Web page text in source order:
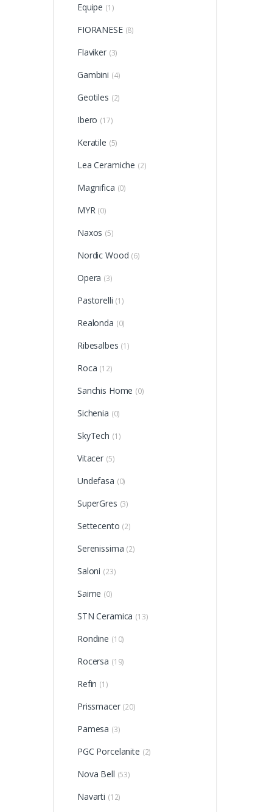
Equipe (1)
FIORANESE (8)
Flaviker (3)
Gambini (4)
Geotiles (2)
Ibero (17)
Keratile (5)
Lea Ceramiche (2)
Magnifica (0)
MYR (0)
Naxos (5)
Nordic Wood (6)
Opera (3)
Pastorelli (1)
Realonda (0)
Ribesalbes (1)
Roca (12)
Sanchis Home (0)
Sichenia (0)
SkyTech (1)
Vitacer (5)
Undefasa (0)
SuperGres (3)
Settecento (2)
Serenissima (2)
Saloni (23)
Saime (0)
STN Ceramica (13)
Rondine (10)
Rocersa (19)
Refin (1)
Prissmacer (20)
Pamesa (3)
PGC Porcelanite (2)
Nova Bell (53)
Navarti (12)